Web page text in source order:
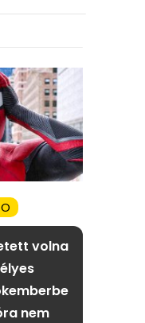
volna
nem